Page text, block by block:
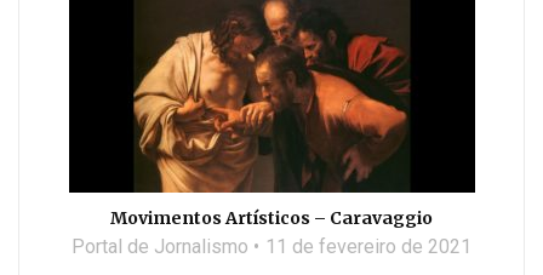
Movimentos Artísticos – Caravaggio
Portal de Jornalismo 11 de fevereiro de 2021